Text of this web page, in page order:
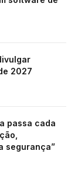
2027
passa cada
segurança”